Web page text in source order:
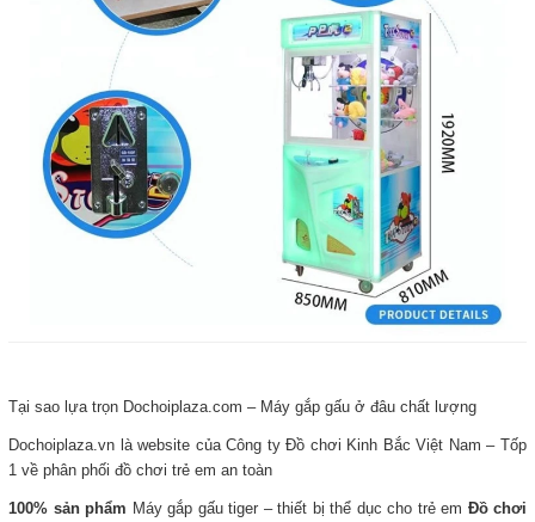
Tại sao lựa trọn Dochoiplaza.com – Máy gắp gấu ở đâu chất lượng
Dochoiplaza.vn là website của Công ty Đồ chơi Kinh Bắc Việt Nam – Tốp
1 về phân phối đồ chơi trẻ em an toàn
100% sản phẩm Máy gắp gấu tiger – thiết bị thể dục cho trẻ em Đồ chơi